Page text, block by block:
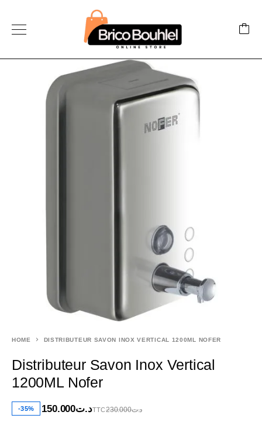
HOME DISTRIBUTEUR SAVON INOX VERTICAL 1200ML NOFER
Distributeur Savon Inox Vertical
1200ML Nofer
-35% د.ت230.000 د.ت150.000 TTC